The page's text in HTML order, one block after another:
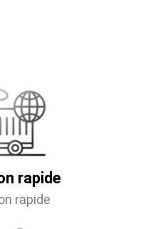
rapide
rapide